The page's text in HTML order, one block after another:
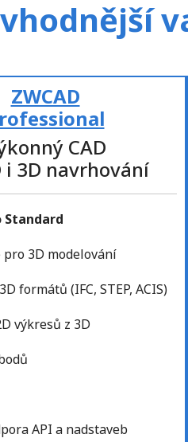
ZWCAD
CAD
i 3D navrhování
Standard
3D modelování
formátů (IFC, STEP, ACIS)
výkresů z 3D
API a nadstaveb